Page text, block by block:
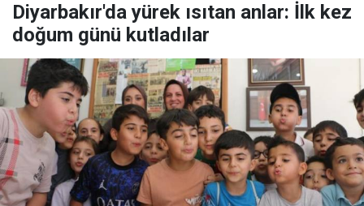
Diyarbakır'da yürek ısıtan anlar: İlk kez
doğum günü kutladılar